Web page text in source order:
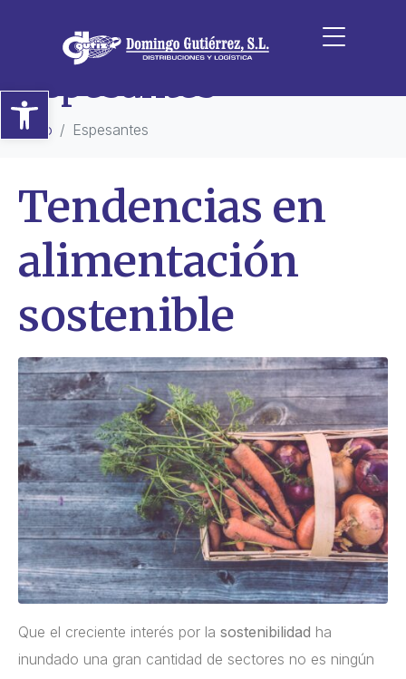
Abrir barra de herramientas
Categoría:
Espesantes
Inicio Espesantes
Tendencias en
alimentación
sostenible
Que el creciente interés por la sostenibilidad ha
inundado una gran cantidad de sectores no es ningún